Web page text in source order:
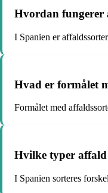
Hvordan fungerer
I Spanien er
Hvad er formålet
Formålet med
Hvilke typer affald
I Spanien sorteres